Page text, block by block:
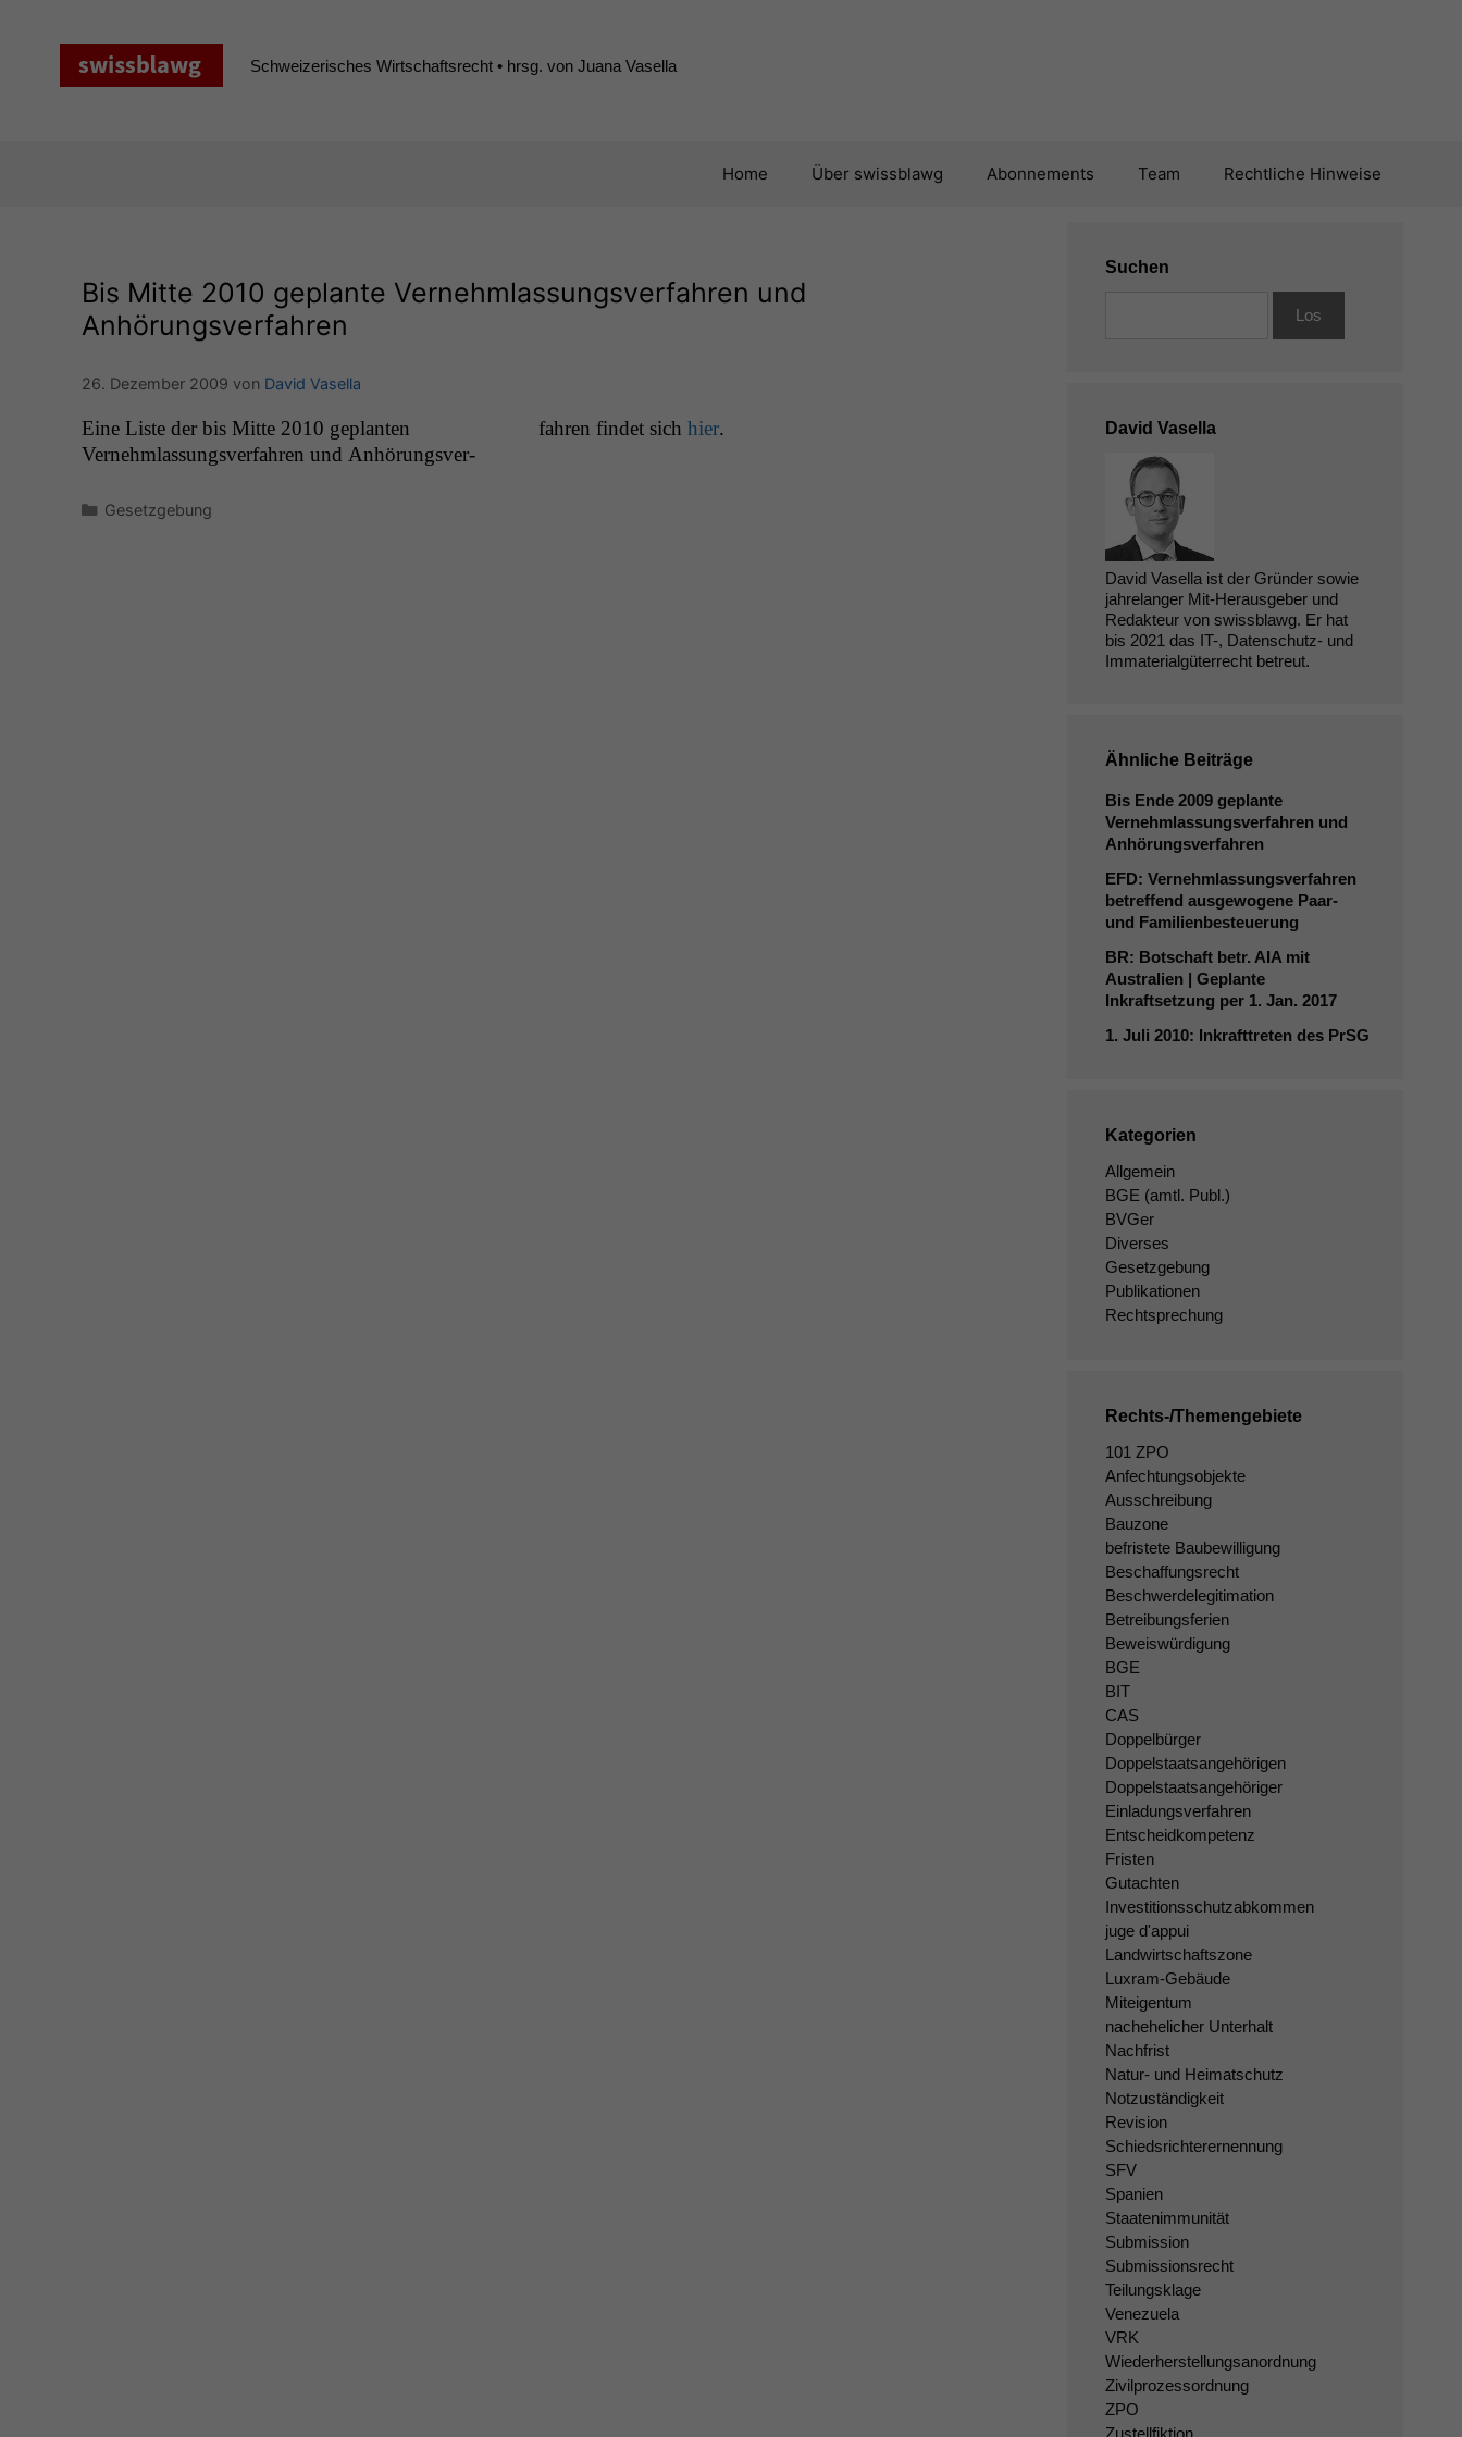
Schweizerisches Wirtschaftsrecht • hrsg. von Juana Vasella
Home Über swissblawg Abonnements Team Rechtliche Hinweise
Bis Mitte 2010 geplante Vernehmlassungsverfahren und
Anhörungsverfahren
26. Dezember 2009 von David Vasella
Eine Liste der bis Mitte 2010 geplanten
Vernehm­las­sungsver­fahren und Anhörungsver­
fahren find­et sich hier.
Kategorien
Gesetzgebung
Suchen
David Vasella
David Vasella ist der Gründer sowie
jahrelanger Mit-Herausgeber und
Redakteur von swissblawg. Er hat
bis 2021 das IT-, Datenschutz- und
Immaterialgüterrecht betreut.
Ähnliche Beiträge
Bis Ende 2009 geplante
Vernehmlassungsverfahren und
Anhörungsverfahren
EFD: Vernehmlassungsverfahren
betreffend ausgewogene Paar-
und Familienbesteuerung
BR: Botschaft betr. AIAmit
Australien | Geplante
Inkraftsetzung per 1. Jan. 2017
1. Juli 2010: Inkrafttreten des PrSG
Kategorien
Allgemein
BGE (amtl. Publ.)
BVGer
Diverses
Gesetzgebung
Publikationen
Rechtsprechung
Rechts-/Themengebiete
101 ZPO
Anfechtungsobjekte
Ausschreibung
Bauzone
befristete Baubewilligung
Beschaffungsrecht
Beschwerdelegitimation
Betreibungsferien
Beweiswürdigung
BGE
BIT
CAS
Doppelbürger
Doppelstaatsangehörigen
Doppelstaatsangehöriger
Einladungsverfahren
Entscheidkompetenz
Fristen
Gutachten
Investitionsschutzabkommen
juge d'appui
Landwirtschaftszone
Luxram-Gebäude
Miteigentum
nachehelicher Unterhalt
Nachfrist
Natur- und Heimatschutz
Notzuständigkeit
Revision
Schiedsrichterernennung
SFV
Spanien
Staatenimmunität
Submission
Submissionsrecht
Teilungsklage
Venezuela
VRK
Wiederherstellungsanordnung
Zivilprozessordnung
ZPO
Zustellfiktion